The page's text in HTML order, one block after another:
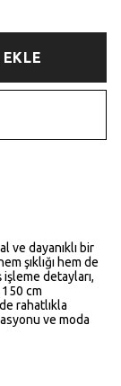
ve dayanıklı bir
şıklığı hem de
işleme detayları,
cm
rahatlıkla
ve moda